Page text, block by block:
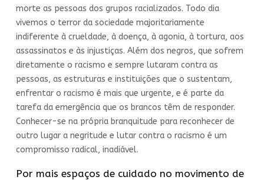
morte as pessoas dos grupos racializados. Todo dia
vivemos o terror da sociedade majoritariamente
indiferente à crueldade, à doença, à agonia, à tortura, aos
assassinatos e às injustiças. Além dos negros, que sofrem
diretamente o racismo e sempre lutaram contra as
pessoas, as estruturas e instituições que o sustentam,
enfrentar o racismo é mais que urgente, e é parte da
tarefa da emergência que os brancos têm de responder.
Conhecer-se na própria branquitude para reconhecer de
outro lugar a negritude e lutar contra o racismo é um
compromisso radical, inadiável.
Por mais espaços de cuidado no movimento de